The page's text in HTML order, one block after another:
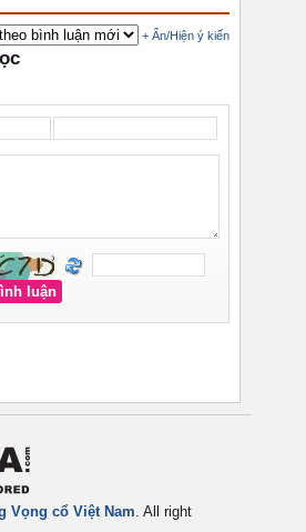
Vọng cổ Việt Nam. All right